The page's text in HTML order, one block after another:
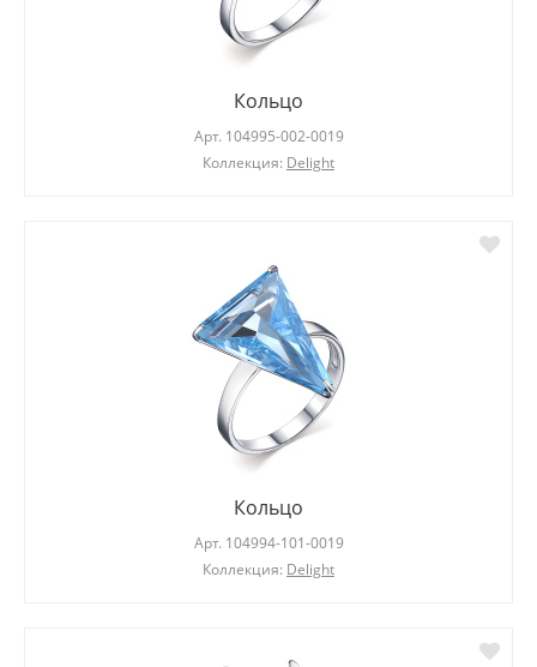
Кольцо
Арт. 104995-002-0019
Коллекция: Delight
Кольцо
Арт. 104994-101-0019
Коллекция: Delight